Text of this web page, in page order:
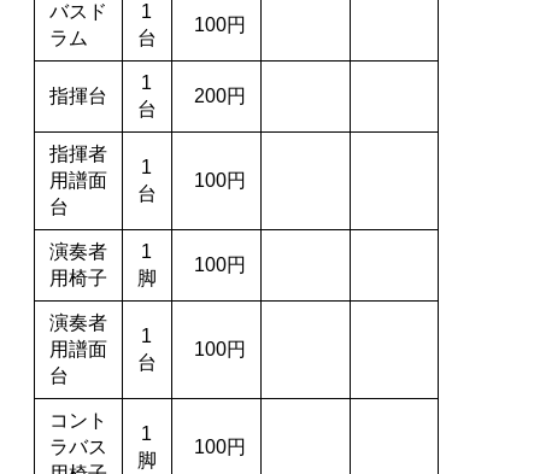
バスド
ラム
1
台
100円
指揮台
1
台
200円
指揮者
用譜面
台
1
台
100円
演奏者
用椅子
1
脚
100円
演奏者
用譜面
台
1
台
100円
コント
ラバス
1
脚
100円